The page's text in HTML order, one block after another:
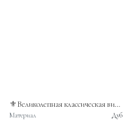
⚜️Великолепная классическая витрина-горка, выполненная из благородного массива дуба
Материал Дуб